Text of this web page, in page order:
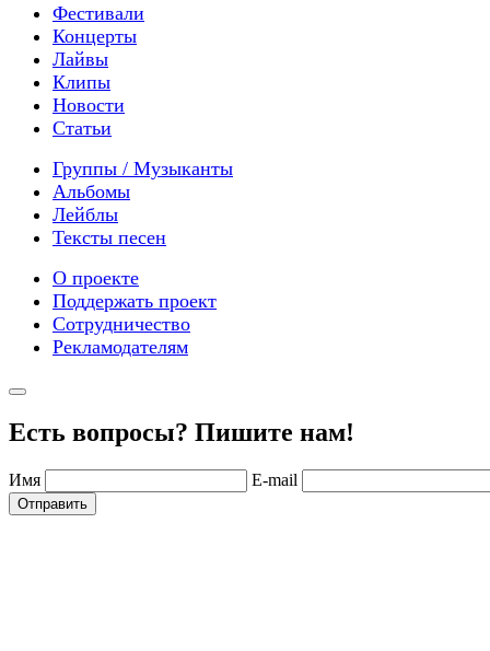
Фестивали
Концерты
Лайвы
Клипы
Новости
Статьи
Группы / Музыканты
Альбомы
Лейблы
Тексты песен
О проекте
Поддержать проект
Сотрудничество
Рекламодателям
Есть вопросы? Пишите нам!
Имя E-mail